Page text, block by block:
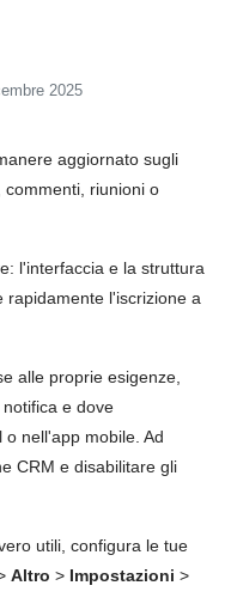
2025
aggiornato sugli
riunioni o
l'interfaccia e la struttura
l'iscrizione a
alle proprie esigenze,
e dove
nell'app mobile. Ad
CRM e disabilitare gli
utili, configura le tue
Altro > Impostazioni >